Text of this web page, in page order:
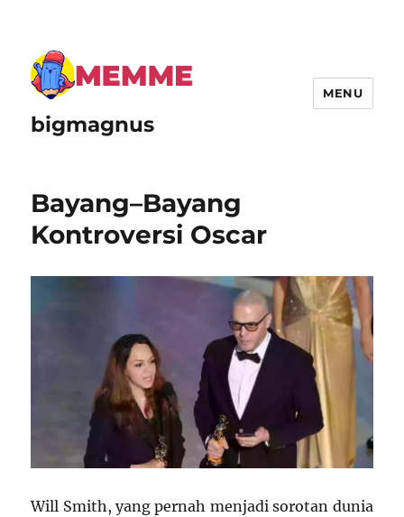
bigmagnus
MENU
Bayang–Bayang
Kontroversi Oscar
Will Smith, yang pernah menjadi sorotan dunia